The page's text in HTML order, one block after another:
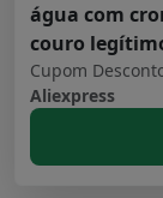
água com
couro
Cupom
Aliexpress